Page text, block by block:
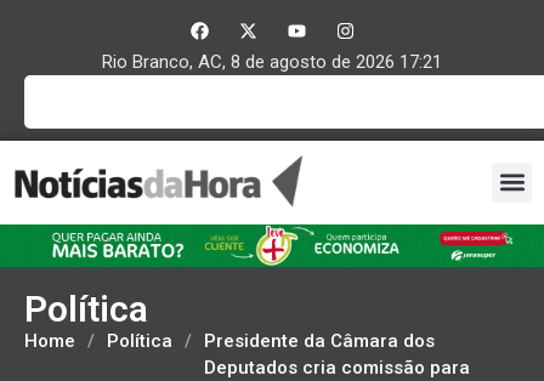
Rio Branco, AC, 8 de agosto de 2026 17:21
Política
Home / Política /
Presidente da Câmara dos
Deputados cria comissão para